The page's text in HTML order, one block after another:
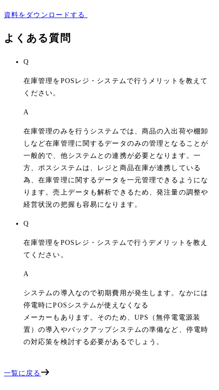
資料をダウンロードする
よくある質問
Q
在庫管理をPOSレジ・システムで行うメリットを教えて
ください。
A
在庫管理のみを行うシステムでは、商品の入出荷や棚卸
しなど在庫管理に関するデータのみの管理となることが
一般的で、他システムとの連携が必要となります。一
方、ポスシステムは、レジと商品在庫が連携している
為、在庫管理に関するデータを一元管理できるようにな
ります。売上データも解析できるため、発注量の調整や
経営状況の把握も容易になります。
Q
在庫管理をPOSレジ・システムで行うデメリットを教え
てください。
A
システムの導入なので初期費用が発生します。なかには
停電時にPOSシステムが使えなくなる
メーカーもあります。そのため、UPS（無停電電源装
置）の導入やバックアップシステムの準備など、停電時
の対応策を検討する必要があるでしょう。
一覧に戻る